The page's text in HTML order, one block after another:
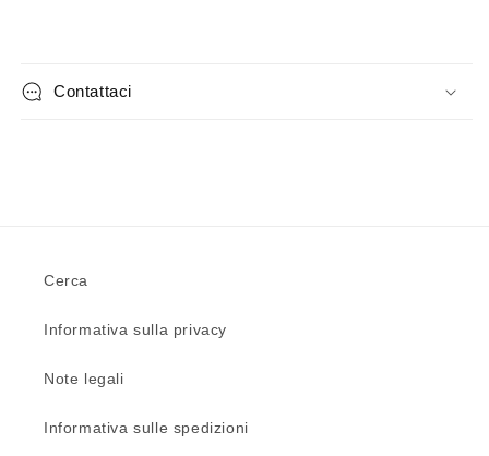
Contattaci
Cerca
Informativa sulla privacy
Note legali
Informativa sulle spedizioni